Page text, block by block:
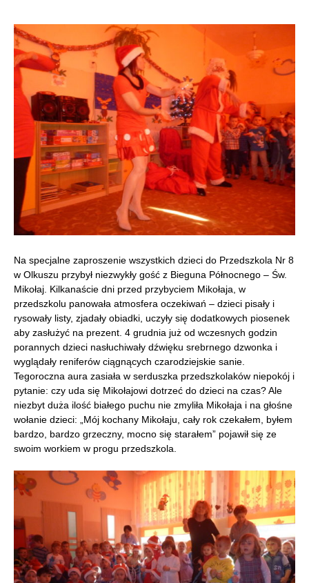
Na specjalne zaproszenie wszystkich dzieci do Przedszkola Nr 8
w Olkuszu przybył niezwykły gość z Bieguna Północnego – Św.
Mikołaj. Kilkanaście dni przed przybyciem Mikołaja, w
przedszkolu panowała atmosfera oczekiwań – dzieci pisały i
rysowały listy, zjadały obiadki, uczyły się dodatkowych piosenek
aby zasłużyć na prezent. 4 grudnia już od wczesnych godzin
porannych dzieci nasłuchiwały dźwięku srebrnego dzwonka i
wyglądały reniferów ciągnących czarodziejskie sanie.
Tegoroczna aura zasiała w serduszka przedszkolaków niepokój i
pytanie: czy uda się Mikołajowi dotrzeć do dzieci na czas? Ale
niezbyt duża ilość białego puchu nie zmyliła Mikołaja i na głośne
wołanie dzieci: „Mój kochany Mikołaju, cały rok czekałem, byłem
bardzo, bardzo grzeczny, mocno się starałem” pojawił się ze
swoim workiem w progu przedszkola.